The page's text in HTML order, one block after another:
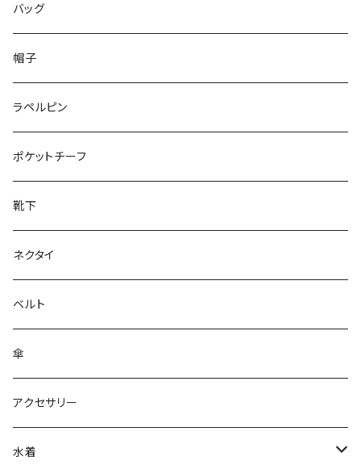
50/XL～
48/L
50/XL～
46/M
48/L
50/XL～
～25.5cm
26cm～
27cm～
28cm～
バッグ
帽子
ラペルピン
ポケットチーフ
靴下
ネクタイ
ベルト
傘
アクセサリー
水着